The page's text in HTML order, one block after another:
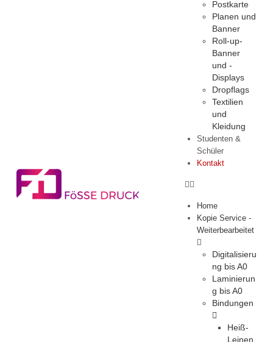
Postkarte
Planen und
Banner
Roll-up-
Banner
und -
Displays
Dropflags
Textilien
und
Kleidung
Studenten &
Schüler
Kontakt
Home
Kopie Service -
Weiterbearbeitet
Digitalisieru
ng bis A0
Laminierun
g bis A0
Bindungen
Heiß-
Leinen